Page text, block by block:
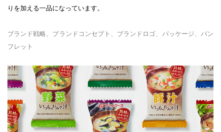
りを加える一品になっています。
ブランド戦略、ブランドコンセプト、ブランドロゴ、パッケージ、パン
フレット